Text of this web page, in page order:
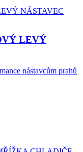
LEVÝ
nástavcům prahů